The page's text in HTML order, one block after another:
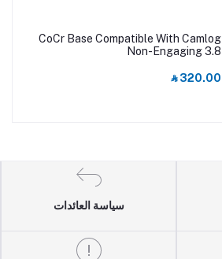
CoCr Base Compatible With Camlog
Non-Engaging 3.8
‎⃁ 320.00
سياسة العائدات